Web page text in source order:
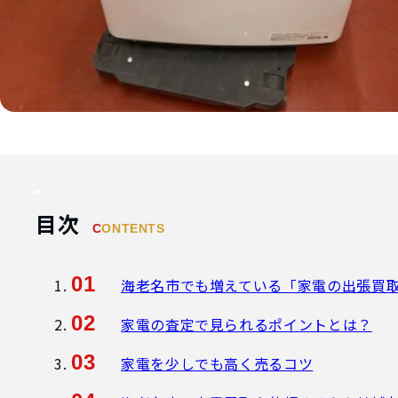
目次 CONTENTS
海老名市でも増えている「家電の出張買
家電の査定で見られるポイントとは？
家電を少しでも高く売るコツ